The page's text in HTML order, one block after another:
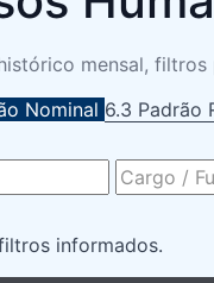
mensal,
Nominal 6.3 Padrão
informados.